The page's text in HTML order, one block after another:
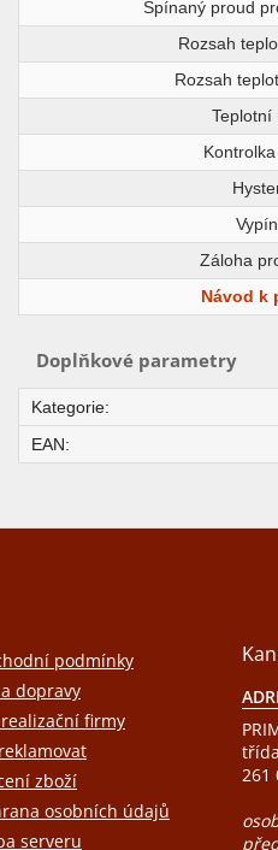
Spínaný proud
Rozsah
Rozsah
Teplotní
Záloha
Návod k
Doplňkové parametry
Kategorie:
EAN:
podmínky
dopravy
realizační firmy
zboží
osobních údajů
serveru
261